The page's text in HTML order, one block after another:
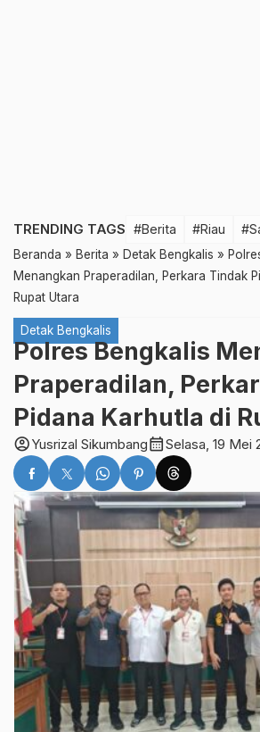
TRENDING TAGS #Berita #Riau
Beranda » Berita » Detak Bengkalis »
Menangkan Praperadilan, Perkara Tindak
Rupat Utara
Detak Bengkalis
Polres Bengkalis
Praperadilan,
Pidana Karhutla di
account_circleYusrizal Sikumbangcalendar_monthSelasa, 19 Mei